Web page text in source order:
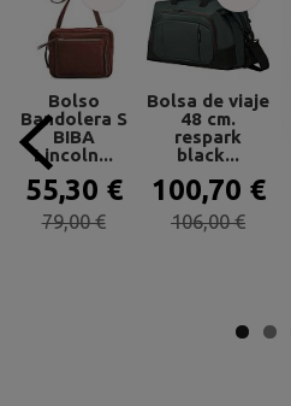
Bolso
Bandolera S
BIBA
Lincoln...
55,30 €
79,00 €
Bolsa de viaje
48 cm.
respark
black...
100,70 €
106,00 €